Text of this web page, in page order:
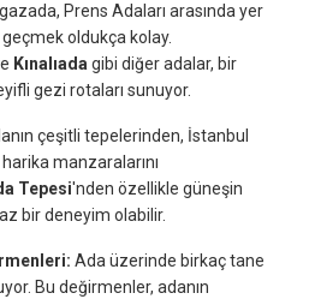
Prens Adaları arasında yer
oldukça kolay.
Kınalıada gibi diğer adalar, bir
gezi rotaları sunuyor.
çeşitli tepelerinden, İstanbul
manzaralarını
Tepesi'nden özellikle güneşin
bir deneyim olabilir.
Ada üzerinde birkaç tane
Bu değirmenler, adanın